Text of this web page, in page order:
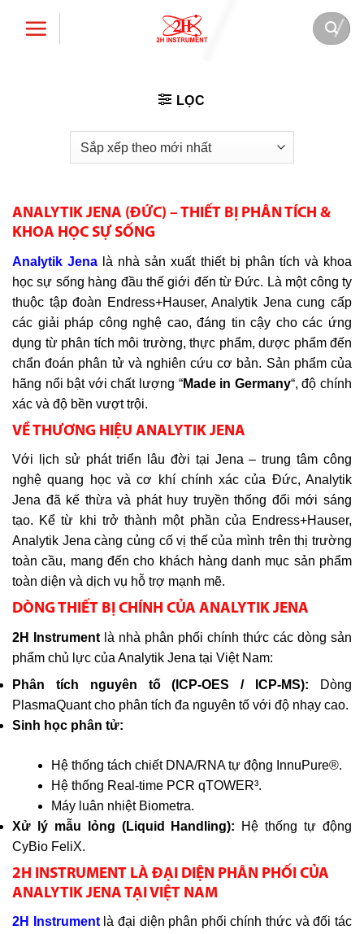
LỌC
ANALYTIK JENA (ĐỨC) – THIẾT BỊ PHÂN TÍCH &
KHOA HỌC SỰ SỐNG
Analytik Jena là nhà sản xuất thiết bị phân tích và khoa
học sự sống hàng đầu thế giới đến từ Đức. Là một công ty
thuộc tập đoàn Endress+Hauser, Analytik Jena cung cấp
các giải pháp công nghệ cao, đáng tin cậy cho các ứng
dụng từ phân tích môi trường, thực phẩm, dược phẩm đến
chẩn đoán phân tử và nghiên cứu cơ bản. Sản phẩm của
hãng nổi bật với chất lượng “Made in Germany“, độ chính
xác và độ bền vượt trội.
VỀ THƯƠNG HIỆU ANALYTIK JENA
Với lịch sử phát triển lâu đời tại Jena – trung tâm công
nghệ quang học và cơ khí chính xác của Đức, Analytik
Jena đã kế thừa và phát huy truyền thống đổi mới sáng
tạo. Kể từ khi trở thành một phần của Endress+Hauser,
Analytik Jena càng củng cố vị thế của mình trên thị trường
toàn cầu, mang đến cho khách hàng danh mục sản phẩm
toàn diện và dịch vụ hỗ trợ mạnh mẽ.
DÒNG THIẾT BỊ CHÍNH CỦA ANALYTIK JENA
2H Instrument là nhà phân phối chính thức các dòng sản
phẩm chủ lực của Analytik Jena tại Việt Nam:
Phân tích nguyên tố (ICP-OES / ICP-MS): Dòng
PlasmaQuant cho phân tích đa nguyên tố với độ nhạy cao.
Sinh học phân tử:
Hệ thống tách chiết DNA/RNA tự động InnuPure®.
Hệ thống Real-time PCR qTOWER³.
Máy luân nhiệt Biometra.
Xử lý mẫu lỏng (Liquid Handling): Hệ thống tự động
CyBio FeliX.
2H INSTRUMENT LÀ ĐẠI DIỆN PHÂN PHỐI CỦA
ANALYTIK JENA TẠI VIỆT NAM
2H Instrumentlà đại diện phân phối chính thức và đối tác